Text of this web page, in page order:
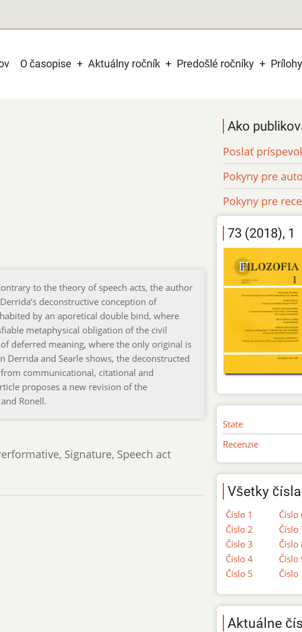
O časopise Aktuálny ročník Predošlé ročníky Prílohy
to the theory of speech acts, the author
deconstructive conception of
by an aporetical double bind, where
metaphysical obligation of the civil
deferred meaning, where the only original is
and Searle shows, the deconstructed
communicational, citational and
proposes a new revision of the
Ronell.
Signature, Speech act
Ako
Poslať
Pokyny pre
Pokyny pre
73 (2018), 1
State
Recenzie
Všetky
Číslo 1
Číslo 2
Číslo 3
Číslo 4
Číslo 5
Číslo
Číslo
Číslo
Číslo
Číslo
Aktuálne